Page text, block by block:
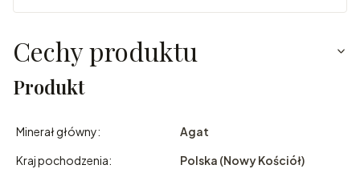
Cechy produktu
Produkt
Minerał główny:
Agat
Kraj pochodzenia:
Polska (Nowy Kościół)